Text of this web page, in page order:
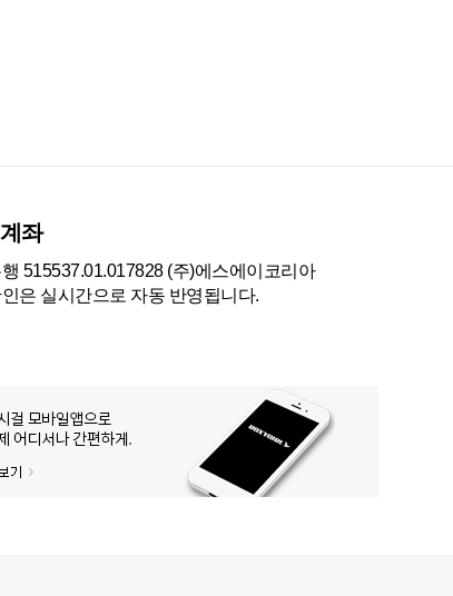
좌
515537.01.017828 (주)에스에이코리아
은 실시간으로 자동 반영됩니다.